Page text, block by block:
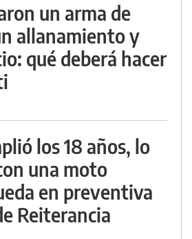
un arma de
allanamiento y
qué deberá hacer
los 18 años, lo
una moto
en preventiva
Reiterancia